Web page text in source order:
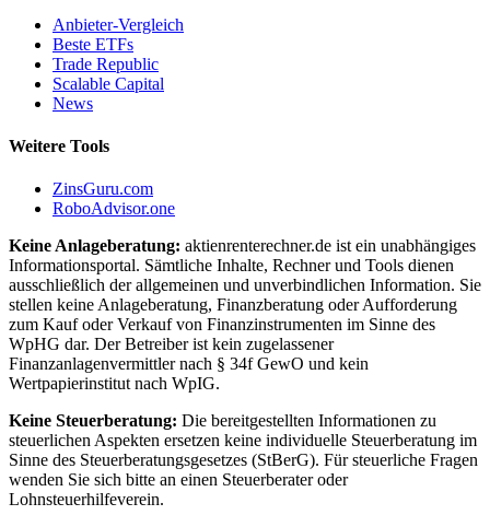
Anbieter-Vergleich
Beste ETFs
Trade Republic
Scalable Capital
News
Weitere Tools
ZinsGuru.com
RoboAdvisor.one
Keine Anlageberatung: aktienrenterechner.de ist ein unabhängiges
Informationsportal. Sämtliche Inhalte, Rechner und Tools dienen
ausschließlich der allgemeinen und unverbindlichen Information. Sie
stellen keine Anlageberatung, Finanzberatung oder Aufforderung
zum Kauf oder Verkauf von Finanzinstrumenten im Sinne des
WpHG dar. Der Betreiber ist kein zugelassener
Finanzanlagenvermittler nach § 34f GewO und kein
Wertpapierinstitut nach WpIG.
Keine Steuerberatung: Die bereitgestellten Informationen zu
steuerlichen Aspekten ersetzen keine individuelle Steuerberatung im
Sinne des Steuerberatungsgesetzes (StBerG). Für steuerliche Fragen
wenden Sie sich bitte an einen Steuerberater oder
Lohnsteuerhilfeverein.